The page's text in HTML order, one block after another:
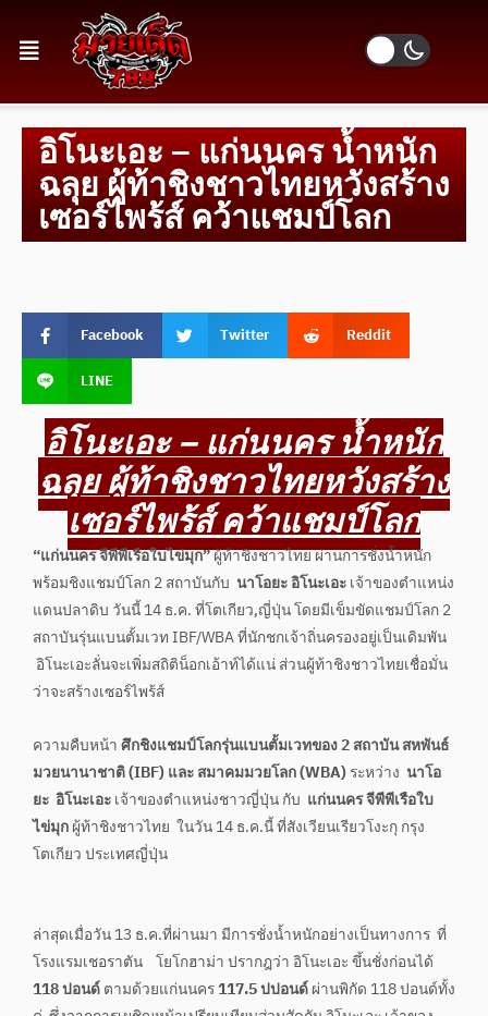
อิโนะเอะ – แก่นนคร น้ำหนัก
ฉลุย ผู้ท้าชิงชาวไทยหวังสร้าง
เซอร์ไพร้ส์ คว้าแชมป์โลก
Facebook Twitter
Reddit
LINE
อิโนะเอะ – แก่นนคร น้ำหนัก
ฉลุย ผู้ท้าชิงชาวไทยหวังสร้าง
เซอร์ไพร้ส์ คว้าแชมป์โลก
“แก่นนคร จีพีพีเรือใบไข่มุก”ผู้ท้าชิงชาวไทย ผ่านการชั่งน้ำหนัก
พร้อมชิงแชมป์โลก 2 สถาบันกับ นาโอยะ อิโนะเอะเจ้าของตำแหน่ง
แดนปลาดิบ วันนี้ 14 ธ.ค. ที่โตเกียว,ญี่ปุ่น โดยมีเข็มขัดแชมป์โลก 2
สถาบันรุ่นแบนตั้มเวท IBF/WBA ที่นักชกเจ้าถิ่นครองอยู่เป็นเดิมพัน
อิโนะเอะลั่นจะเพิ่มสถิติน็อกเอ้าท์ได้แน่ ส่วนผู้ท้าชิงชาวไทยเชื่อมั่น
ว่าจะสร้างเซอร์ไพร้ส์
ความคืบหน้าศึกชิงแชมป์โลกรุ่นแบนตั้มเวทของ 2 สถาบัน สหพันธ์
มวยนานาชาติ (IBF) และ สมาคมมวยโลก (WBA)ระหว่าง นาโอ
ยะ อิโนะเอะเจ้าของตำแหน่งชาวญี่ปุ่น กับ แก่นนคร จีพีพีเรือใบ
ไข่มุกผู้ท้าชิงชาวไทย ในวัน 14 ธ.ค.นี้ ที่สังเวียนเรียวโงะกุ กรุง
โตเกียว ประเทศญี่ปุ่น
ล่าสุดเมื่อวัน 13 ธ.ค.ที่ผ่านมา มีการชั่งน้ำหนักอย่างเป็นทางการ ที่
โรงแรมเชอราตัน โยโกฮาม่า ปรากฎว่า อิโนะเอะ ขึ้นชั่งก่อนได้
118 ปอนด์ตามด้วยแก่นนคร117.5 ปปอนด์ผ่านพิกัด 118 ปอนด์ทั้ง